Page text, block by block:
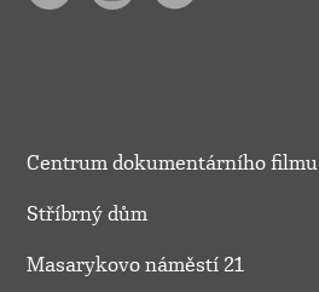
Centrum dokumentárního filmu
Stříbrný dům
Masarykovo náměstí 21